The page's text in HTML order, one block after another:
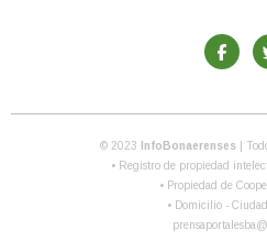
© 2023 InfoBonaerenses
|
• Registro de propiedad
• Propiedad de
• Domicilio -